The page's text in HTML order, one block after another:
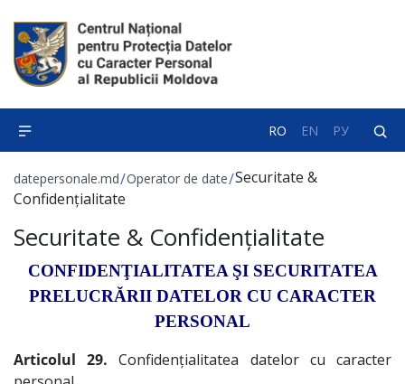
RO EN РУ
datepersonale.md/Operator de date/Securitate &
Confidențialitate
Securitate & Confidențialitate
CONFIDENŢIALITATEA ŞI SECURITATEA
PRELUCRĂRII DATELOR CU CARACTER
PERSONAL
Articolul 29. Confidenţialitatea datelor cu caracter